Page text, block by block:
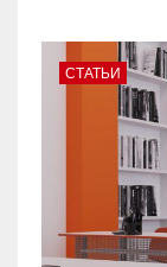
СТАТЬИ